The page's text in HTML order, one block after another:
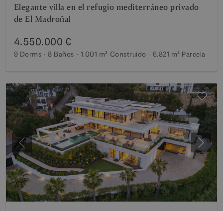
Elegante villa en el refugio mediterráneo privado
de El Madroñal
4.550.000 €
9 Dorms 8 Baños 1.001 m² Construido 6.821 m² Parcela
Anterior